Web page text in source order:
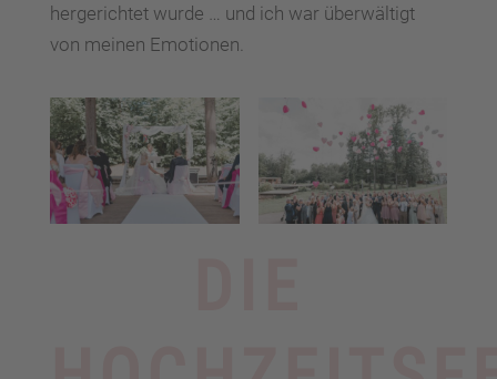
hergerichtet wurde … und ich war überwältigt
von meinen Emotionen.